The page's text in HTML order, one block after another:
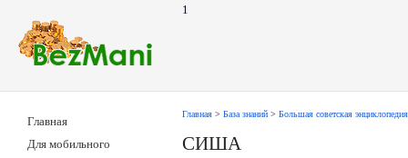
1
Главная
Для мобильного
Главная > База знаний > Большая советская энциклопедия
СИША